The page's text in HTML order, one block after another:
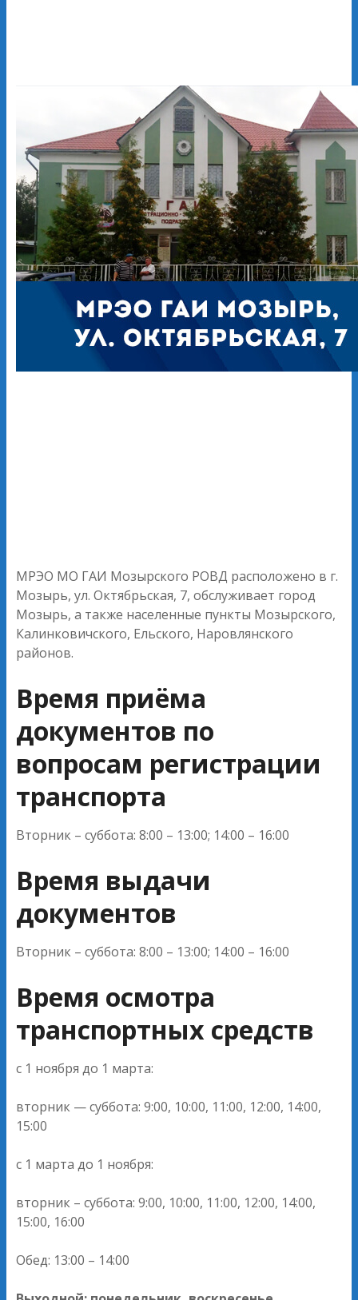
МРЭО МО ГАИ Мозырского РОВД расположено в г.
Мозырь, ул. Октябрьская, 7, обслуживает город
Мозырь, а также населенные пункты Мозырского,
Калинковичского, Ельского, Наровлянского
районов.
Время приёма
документов по
вопросам регистрации
транспорта
Вторник – суббота: 8:00 – 13:00; 14:00 – 16:00
Время выдачи
документов
Вторник – суббота: 8:00 – 13:00; 14:00 – 16:00
Время осмотра
транспортных средств
с 1 ноября до 1 марта:
вторник — суббота: 9:00, 10:00, 11:00, 12:00, 14:00,
15:00
с 1 марта до 1 ноября:
вторник – суббота: 9:00, 10:00, 11:00, 12:00, 14:00,
15:00, 16:00
Обед: 13:00 – 14:00